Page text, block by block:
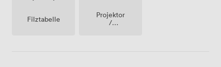
Filztabelle
Projektor
/